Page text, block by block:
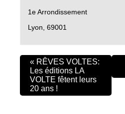
1e Arrondissement
Lyon 69001
« RÊVES VOLTES:
Les éditions LA
VOLTE fêtent leurs
20 ans !